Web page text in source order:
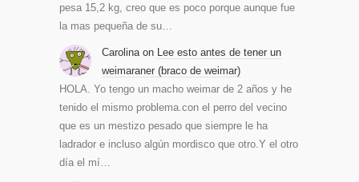
pesa 15,2 kg, creo que es poco porque aunque fue
la mas pequeña de su…
Carolina on Lee esto antes de tener un
weimaraner (braco de weimar)
HOLA. Yo tengo un macho weimar de 2 años y he
tenido el mismo problema.con el perro del vecino
que es un mestizo pesado que siempre le ha
ladrador e incluso algún mordisco que otro.Y el otro
día el mí…